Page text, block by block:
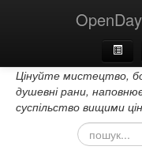
Головна
Про Нас
Цінуйте мистецтво,
душевні рани,
суспільство вищими